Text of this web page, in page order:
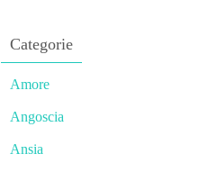
Categorie
Amore
Angoscia
Ansia